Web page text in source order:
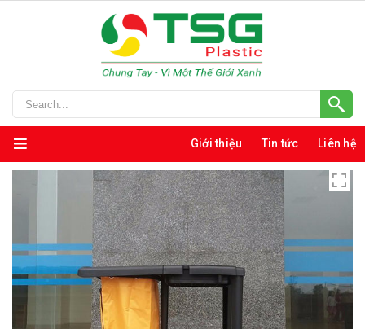
Giới thiệu Tin tức Liên hệ